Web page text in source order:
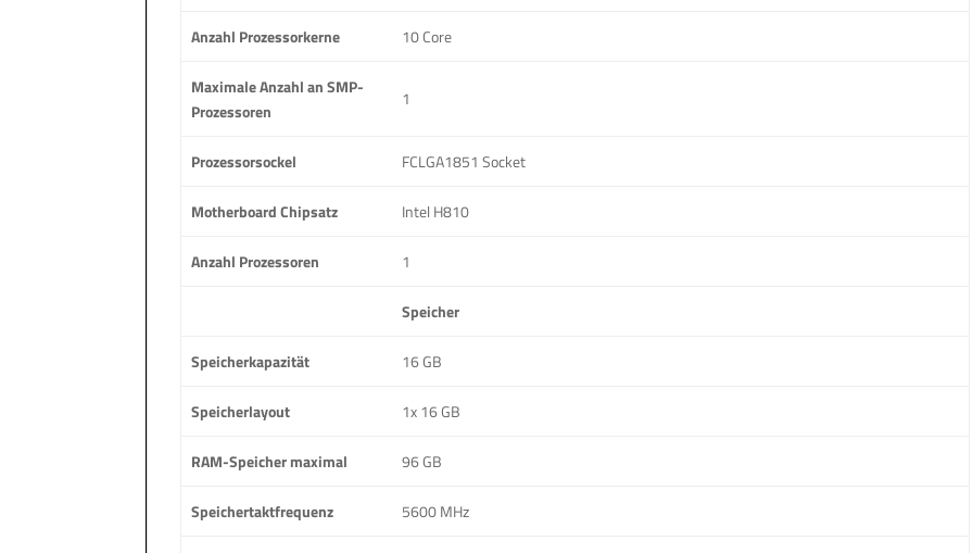
Anzahl Prozessorkerne 10 Core
Maximale Anzahl an SMP-
Prozessoren
1
Prozessorsockel FCLGA1851 Socket
Motherboard Chipsatz Intel H810
Anzahl Prozessoren 1
Speicher
Speicherkapazität 16 GB
Speicherlayout 1x 16 GB
RAM-Speicher maximal 96 GB
Speichertaktfrequenz 5600 MHz